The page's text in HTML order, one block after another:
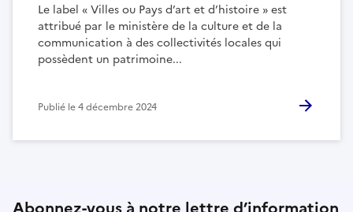
Le label « Villes ou Pays d’art et d’histoire » est
attribué par le ministère de la culture et de la
communication à des collectivités locales qui
possèdent un patrimoine...
Publié le4 décembre 2024